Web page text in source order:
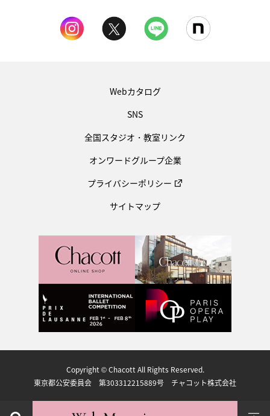
Webカタログ
SNS
全国スタジオ・教室リンク
オンワードグループ企業
プライバシーポリシー
サイトマップ
Copyright © Chacott All Rights Reserved.
東京都公安委員会 第303312215889号 チャコット株式会社